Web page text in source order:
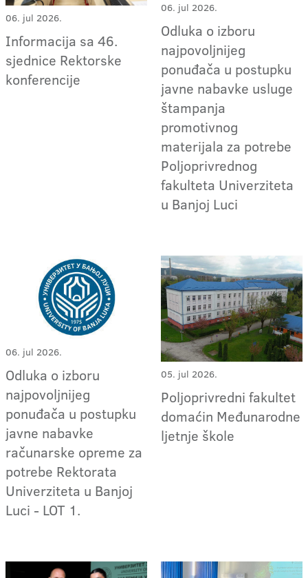
06. jul 2026.
Informacija sa 46.
sjednice Rektorske
konferencije
06. jul 2026.
Odluka o izboru
najpovoljnijeg
ponuđača u postupku
javne nabavke usluge
štampanja
promotivnog
materijala za potrebe
Poljoprivrednog
fakulteta Univerziteta
u Banjoj Luci
06. jul 2026.
Odluka o izboru
najpovoljnijeg
ponuđača u postupku
javne nabavke
računarske opreme za
potrebe Rektorata
Univerziteta u Banjoj
Luci - LOT 1.
05. jul 2026.
Poljoprivredni fakultet
domaćin Međunarodne
ljetnje škole